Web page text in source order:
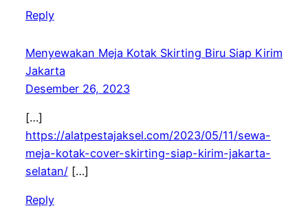
Reply
Menyewakan Meja Kotak Skirting Biru Siap Kirim
Jakarta
Desember 26, 2023
[…]
https://alatpestajaksel.com/2023/05/11/sewa-
meja-kotak-cover-skirting-siap-kirim-jakarta-
selatan/[…]
Reply